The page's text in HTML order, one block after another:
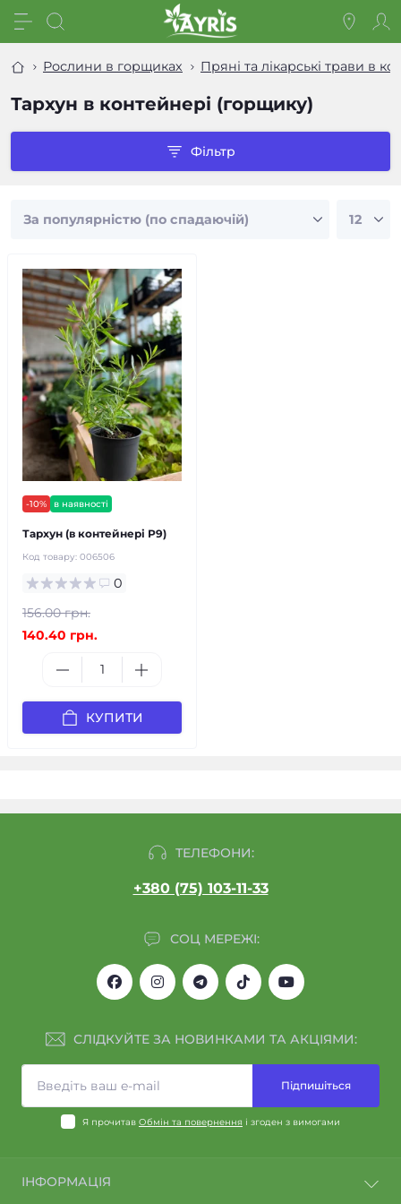
Рослини в горщиках Пряні та лікарські трави в
Тархун в контейнері (горщику)
Фільтр
-10% в наявності
Тархун (в контейнері Р9)
Код товару: 006506
0
156.00 грн.
140.40 грн.
КУПИТИ
ТЕЛЕФОНИ:
+380 (75) 103-11-33
СОЦ МЕРЕЖІ:
СЛІДКУЙТЕ ЗА НОВИНКАМИ ТА АКЦІЯМИ:
Підпишіться
Я прочитав Обмін та повернення і згоден з вимогами
ІНФОРМАЦІЯ